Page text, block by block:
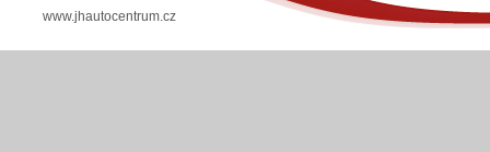
www.jhautocentrum.cz